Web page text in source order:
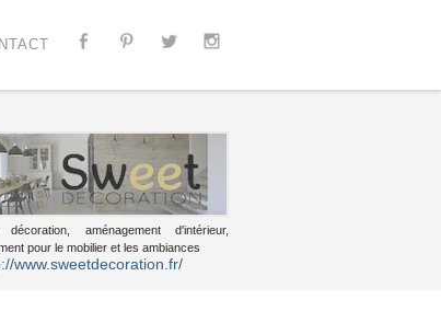
aménagement d'intérieur,
pour le mobilier et les ambiances
www.sweetdecoration.fr/